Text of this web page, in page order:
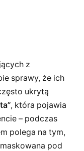
z
sprawy, że ich
ukrytą
, która pojawia
– podczas
polega na tym,
pod